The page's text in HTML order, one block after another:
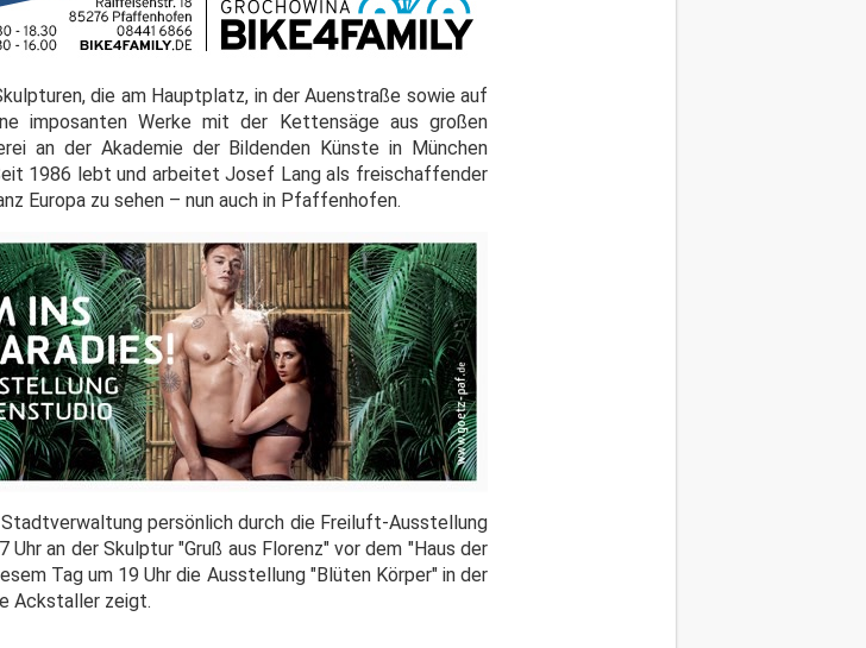
die am Hauptplatz, in der Auenstraße sowie auf
imposanten Werke mit der Kettensäge aus großen
an der Akademie der Bildenden Künste in München
1986 lebt und arbeitet Josef Lang als freischaffender
Europa zu sehen – nun auch in Pfaffenhofen.
persönlich durch die Freiluft-Ausstellung
an der Skulptur "Gruß aus Florenz" vor dem "Haus der
Tag um 19 Uhr die Ausstellung "Blüten Körper" in der
Ackstaller zeigt.